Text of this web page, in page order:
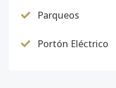
Parqueos
Portón Eléctrico